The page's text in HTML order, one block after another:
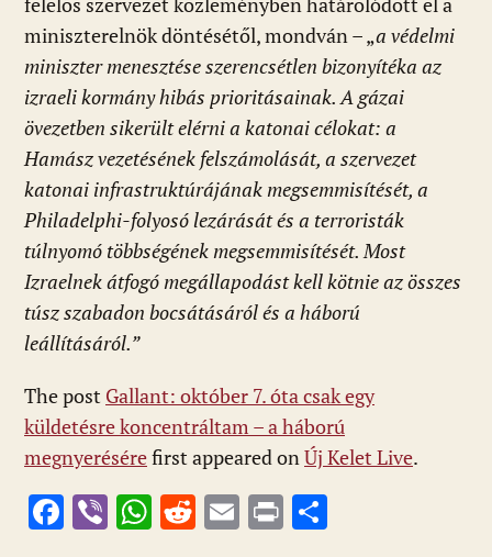
felelős szervezet közleményben határolódott el a
miniszterelnök döntésétől, mondván – „a védelmi
miniszter menesztése szerencsétlen bizonyítéka az
izraeli kormány hibás prioritásainak. A gázai
övezetben sikerült elérni a katonai célokat: a
Hamász vezetésének felszámolását, a szervezet
katonai infrastruktúrájának megsemmisítését, a
Philadelphi-folyosó lezárását és a terroristák
túlnyomó többségének megsemmisítését. Most
Izraelnek átfogó megállapodást kell kötnie az összes
túsz szabadon bocsátásáról és a háború
leállításáról.”
The post Gallant: október 7. óta csak egy
küldetésre koncentráltam – a háború
megnyerésérefirst appeared on Új Kelet Live.
F Vi W R E Pr